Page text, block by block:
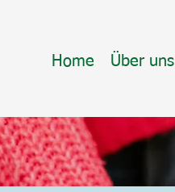
Home Über uns